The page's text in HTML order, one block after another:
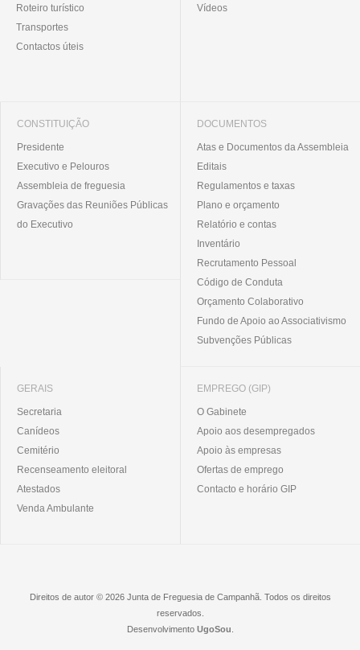
Roteiro turístico
Transportes
Contactos úteis
Vídeos
CONSTITUIÇÃO
Presidente
Executivo e Pelouros
Assembleia de freguesia
Gravações das Reuniões Públicas
do Executivo
DOCUMENTOS
Atas e Documentos da Assembleia
Editais
Regulamentos e taxas
Plano e orçamento
Relatório e contas
Inventário
Recrutamento Pessoal
Código de Conduta
Orçamento Colaborativo
Fundo de Apoio ao Associativismo
Subvenções Públicas
GERAIS
Secretaria
Canídeos
Cemitério
Recenseamento eleitoral
Atestados
Venda Ambulante
EMPREGO (GIP)
O Gabinete
Apoio aos desempregados
Apoio às empresas
Ofertas de emprego
Contacto e horário GIP
Direitos de autor © 2026 Junta de Freguesia de Campanhã. Todos os direitos
reservados.
Desenvolvimento UgoSou